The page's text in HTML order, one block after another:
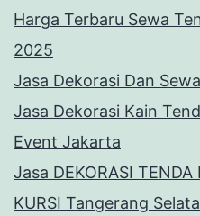
Harga Terbaru Sewa
2025
Jasa Dekorasi Dan
Jasa Dekorasi Kain
Event Jakarta
Jasa DEKORASI TENDA
KURSI Tangerang